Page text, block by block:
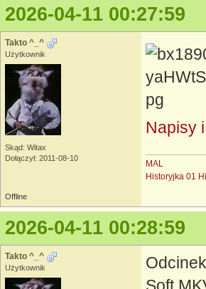
2026-04-11 00:27:59
Takto ^_^
Użytkownik
Skąd: Witax
Dołączył: 2011-08-10
Napisy
MAL
Historyjka 01
Offline
2026-04-11 00:28:59
Takto ^_^
Użytkownik